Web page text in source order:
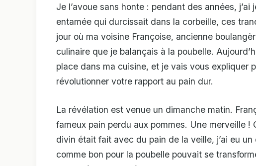
Je l’avoue sans honte : pendant des années,
entamée qui durcissait dans la corbeille, ces
jour où ma voisine Françoise, ancienne
culinaire que je balançais à la poubelle.
place dans ma cuisine, et je vais vous expliquer
révolutionner votre rapport au pain dur.
La révélation est venue un dimanche matin.
fameux pain perdu aux pommes. Une merveille !
divin était fait avec du pain de la veille, j’ai eu
comme bon pour la poubelle pouvait se